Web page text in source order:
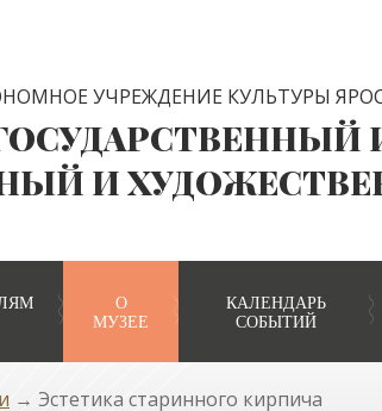
УЧРЕЖДЕНИЕ КУЛЬТУРЫ
И
О
МУЗЕЕ
КАЛЕНДАРЬ
СОБЫТИЙ
→ Эстетика старинного кирпича